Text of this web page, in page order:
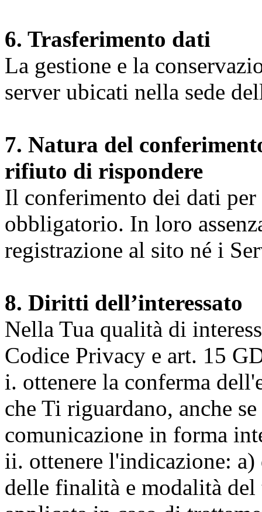
6. Trasferimento dati
La gestione e la
server ubicati nella sede
7. Natura del
rifiuto di rispondere
Il conferimento dei dati
obbligatorio. In loro
registrazione al sito né i
8. Diritti dell’interessato
Nella Tua qualità di
Codice Privacy e art. 15
i. ottenere la conferma
che Ti riguardano, anche
comunicazione in forma
ii. ottenere l'indicazione:
delle finalità e modalità